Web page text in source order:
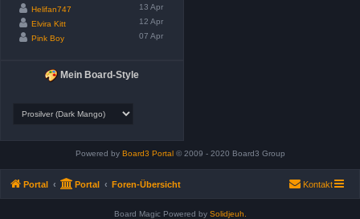
Helifan747
13 Apr
Elvira Kitt
12 Apr
Pink Boy
07 Apr
Mein Board-Style
Powered by Board3 Portal© 2009 - 2020 Board3 Group
Portal Portal Foren-Übersicht Kontakt
Board Magic Powered by Solidjeuh.